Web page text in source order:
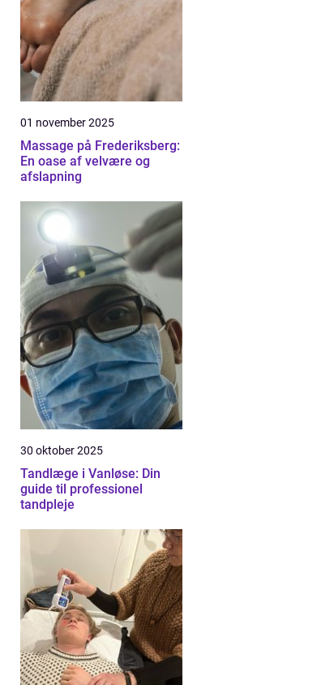
01 november 2025
Massage på Frederiksberg:
En oase af velvære og
afslapning
30 oktober 2025
Tandlæge i Vanløse: Din
guide til professionel
tandpleje